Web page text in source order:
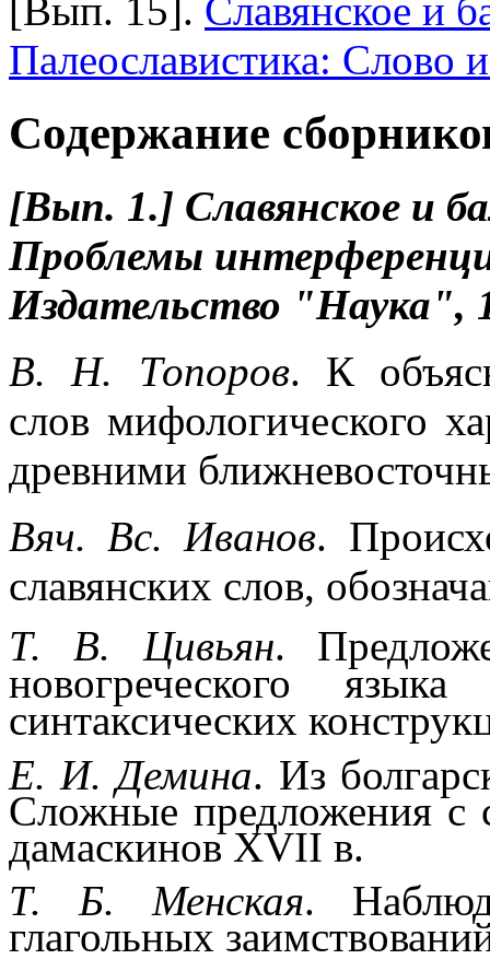
[Вып. 15]. Славянское и
Палеославистика: Слово
Содержание
[Вып. 1.] Славянское и
Проблемы
Издательство "Наука",
В. Н. Топоров. К
слов мифологического
древними
Вяч. Вс. Иванов.
славянских слов,
Т. В. Цивьян.
новогреческого
синтаксических
Е. И. Демина. Из
Сложные предложения
дамаскинов XVII в.
Т. Б. Менская.
глагольных